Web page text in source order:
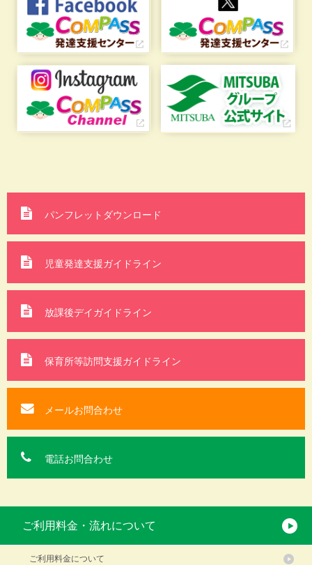
ご利用料金・流れについて
ご利用料金について
パンフレットダウンロード
児童発達支援ガイドライン
放課後デイガイドライン
保育所等訪問支援ガイドライン
メールお問合わせ
電話お問合わせ